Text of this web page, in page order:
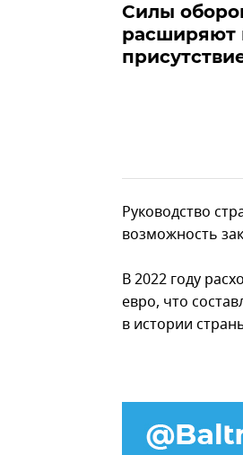
Силы
расширяют
Руководство
возможность
В 2022 году
евро, что
в истории